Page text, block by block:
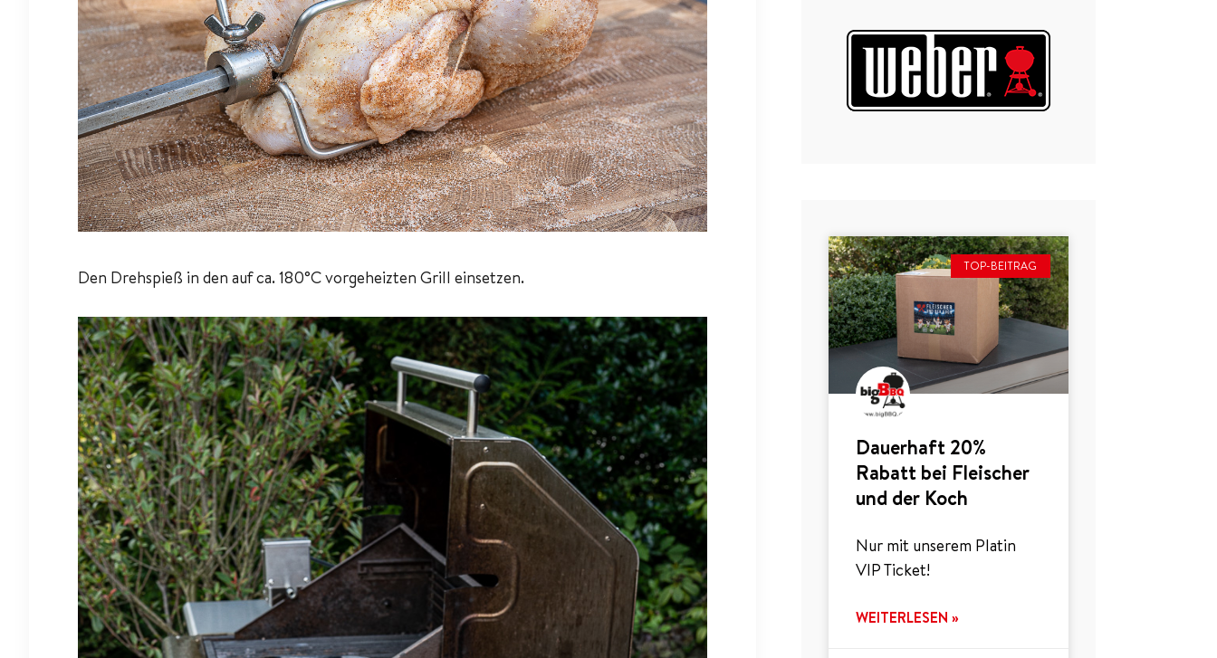
Den Drehspieß in den auf ca. 180°C vorgeheizten Grill einsetzen.
TOP-BEITRAG
Dauerhaft 20%
Rabatt bei Fleischer
und der Koch
Nur mit unserem Platin
VIP Ticket!
WEITERLESEN »